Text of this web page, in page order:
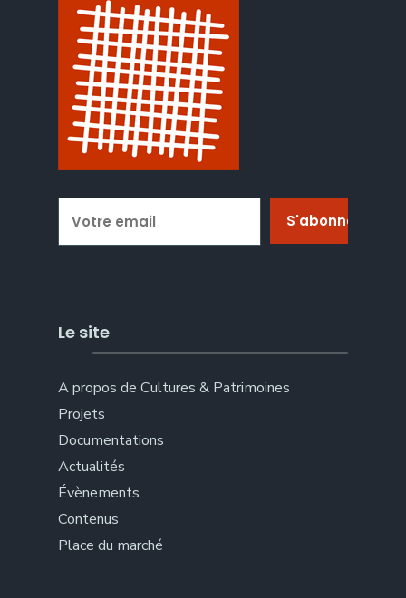
Le site
A propos de Cultures & Patrimoines
Projets
Documentations
Actualités
Évènements
Contenus
Place du marché